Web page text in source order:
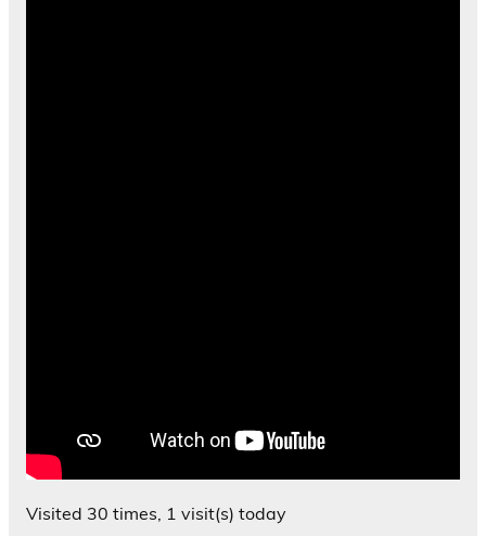
Visited 30 times, 1 visit(s) today